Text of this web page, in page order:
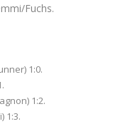
Fuchs.
1:0.
1:2.
1:3.